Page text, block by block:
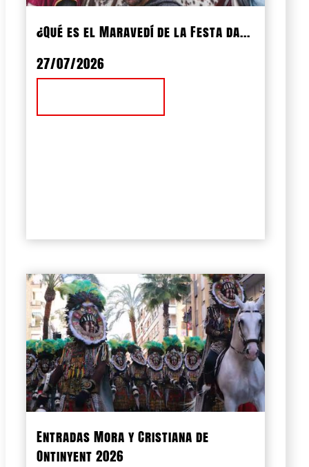
¿Qué es el Maravedí de la Festa da...
27/07/2026
Entradas Mora y Cristiana de
Ontinyent 2026